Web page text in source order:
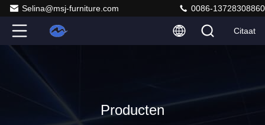
Selina@msj-furniture.com 0086-13728308860
Citaat
Producten